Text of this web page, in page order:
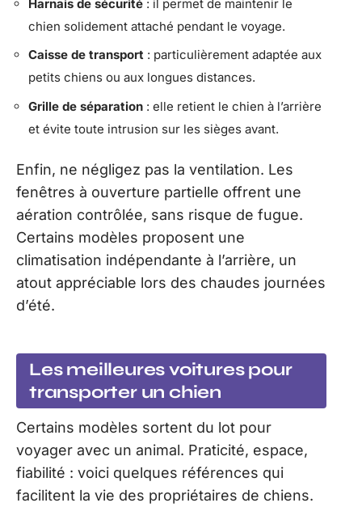
Harnais de sécurité : il permet de maintenir le
chien solidement attaché pendant le voyage.
Caisse de transport : particulièrement adaptée aux
petits chiens ou aux longues distances.
Grille de séparation : elle retient le chien à l’arrière
et évite toute intrusion sur les sièges avant.
Enfin, ne négligez pas la ventilation. Les
fenêtres à ouverture partielle offrent une
aération contrôlée, sans risque de fugue.
Certains modèles proposent une
climatisation indépendante à l’arrière, un
atout appréciable lors des chaudes journées
d’été.
Les meilleures voitures pour
transporter un chien
Certains modèles sortent du lot pour
voyager avec un animal. Praticité, espace,
fiabilité : voici quelques références qui
facilitent la vie des propriétaires de chiens.